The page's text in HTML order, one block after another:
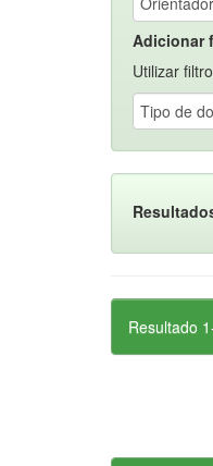
Adicionar
Utilizar
Resultado